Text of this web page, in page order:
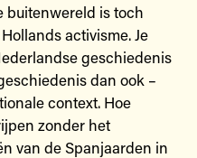
buitenwereld is toch
activisme. Je
geschiedenis
dan ook –
context. Hoe
zonder het
van de Spanjaarden in